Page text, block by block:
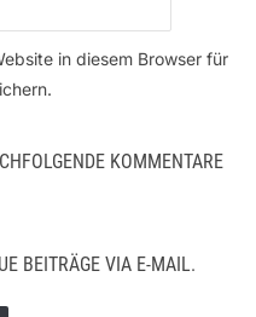
in diesem Browser für
KOMMENTARE
BEITRÄGE VIA E-MAIL.